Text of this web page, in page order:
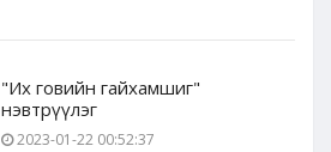
"Их говийн гайхамшиг"
нэвтрүүлэг
2023-01-22 00:52:37